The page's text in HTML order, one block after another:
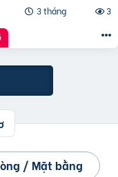
3 tháng
3
/ Mặt bằng